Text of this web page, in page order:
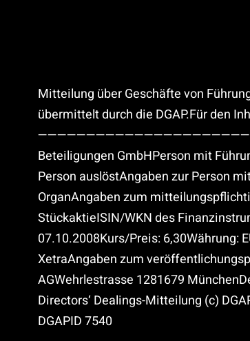
Mitteilung über Geschäfte von
übermittelt durch die DGAP.Für den
Beteiligungen GmbHPerson mit
Person auslöstAngaben zur Person
OrganAngaben zum
StückaktieISIN/WKN des
07.10.2008Kurs/Preis: 6,30Währung:
XetraAngaben zum
AGWehrlestrasse 1281679
Directors‘ Dealings-Mitteilung (c)
DGAPID 7540